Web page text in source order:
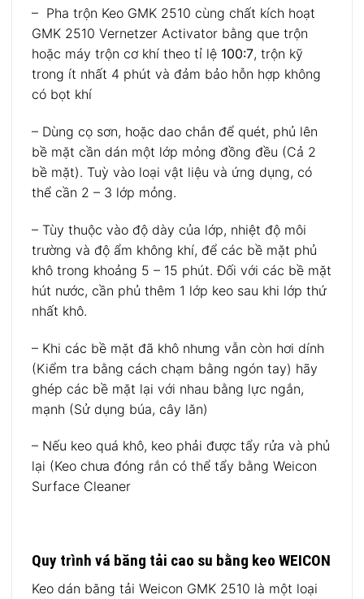
– Pha trộn Keo GMK 2510 cùng chất kích hoạt
GMK 2510 Vernetzer Activator bằng que trộn
hoặc máy trộn cơ khí theo tỉ lệ 100:7, trộn kỹ
trong ít nhất 4 phút và đảm bảo hỗn hợp không
có bọt khí
– Dùng cọ sơn, hoặc dao chắn để quét, phủ lên
bề mặt cần dán một lớp mỏng đồng đều (Cả 2
bề mặt). Tuỳ vào loại vật liệu và ứng dụng, có
thể cần 2 – 3 lớp mỏng.
– Tùy thuộc vào độ dày của lớp, nhiệt độ môi
trường và độ ẩm không khí, để các bề mặt phủ
khô trong khoảng 5 – 15 phút. Đối với các bề mặt
hút nước, cần phủ thêm 1 lớp keo sau khi lớp thứ
nhất khô.
– Khi các bề mặt đã khô nhưng vẫn còn hơi dính
(Kiểm tra bằng cách chạm bằng ngón tay) hãy
ghép các bề mặt lại với nhau bằng lực ngắn,
mạnh (Sử dụng búa, cây lăn)
– Nếu keo quá khô, keo phải được tẩy rửa và phủ
lại (Keo chưa đóng rắn có thể tẩy bằng Weicon
Surface Cleaner
Quy trình vá băng tải cao su bằng keo WEICON
Keo dán băng tải Weicon GMK 2510 là một loại